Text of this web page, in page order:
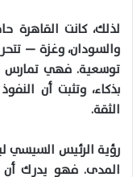
لذلك، كانت
والسودان، وغزة —
توسعية. فهي تمارس
بذكاء، وتثبت أن
الثقة.
رؤية الرئيس السيسي
المدى. فهو يدرك أن